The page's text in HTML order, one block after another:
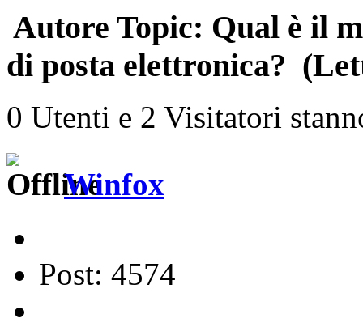
Autore Topic: Qual è il
di posta elettronica?
0 Utenti e 2 Visitatori
Winfox
Post: 4574